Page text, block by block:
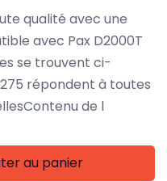
qualité avec une
avec Pax D2000T
se trouvent ci-
répondent à toutes
de l
au panier